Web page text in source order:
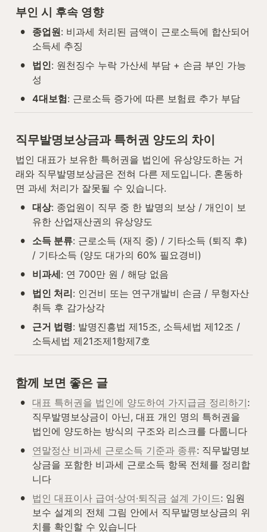
부인 시 후속 영향
• 종업원: 비과세 처리된 금액이 근로소득에 합산되어
소득세 추징
• 법인: 원천징수 누락 가산세 부담 + 손금 부인 가능
성
• 4대보험: 근로소득 증가에 따른 보험료 추가 부담
직무발명보상금과 특허권 양도의 차이
법인 대표가 보유한 특허권을 법인에 유상양도하는 거
래와 직무발명보상금은 전혀 다른 제도입니다. 혼동하
면 과세 처리가 잘못될 수 있습니다.
• 대상: 종업원이 직무 중 한 발명의 보상 / 개인이 보
유한 산업재산권의 유상양도
• 소득 분류: 근로소득 (재직 중) / 기타소득 (퇴직 후)
/ 기타소득 (양도 대가의 60% 필요경비)
• 비과세: 연 700만 원 / 해당 없음
• 법인 처리: 인건비 또는 연구개발비 손금 / 무형자산
취득 후 감가상각
• 근거 법령: 발명진흥법 제15조, 소득세법 제12조 /
소득세법 제21조제1항제7호
함께 보면 좋은 글
• 대표 특허권을 법인에 양도하여 가지급금 정리하기:
직무발명보상금이 아닌, 대표 개인 명의 특허권을
법인에 양도하는 방식의 구조와 리스크를 다룹니다
• 연말정산 비과세 근로소득 기준과 종류: 직무발명보
상금을 포함한 비과세 근로소득 항목 전체를 정리합
니다
• 법인 대표이사 급여·상여·퇴직금 설계 가이드: 임원
보수 설계의 전체 그림 안에서 직무발명보상금의 위
치를 확인할 수 있습니다